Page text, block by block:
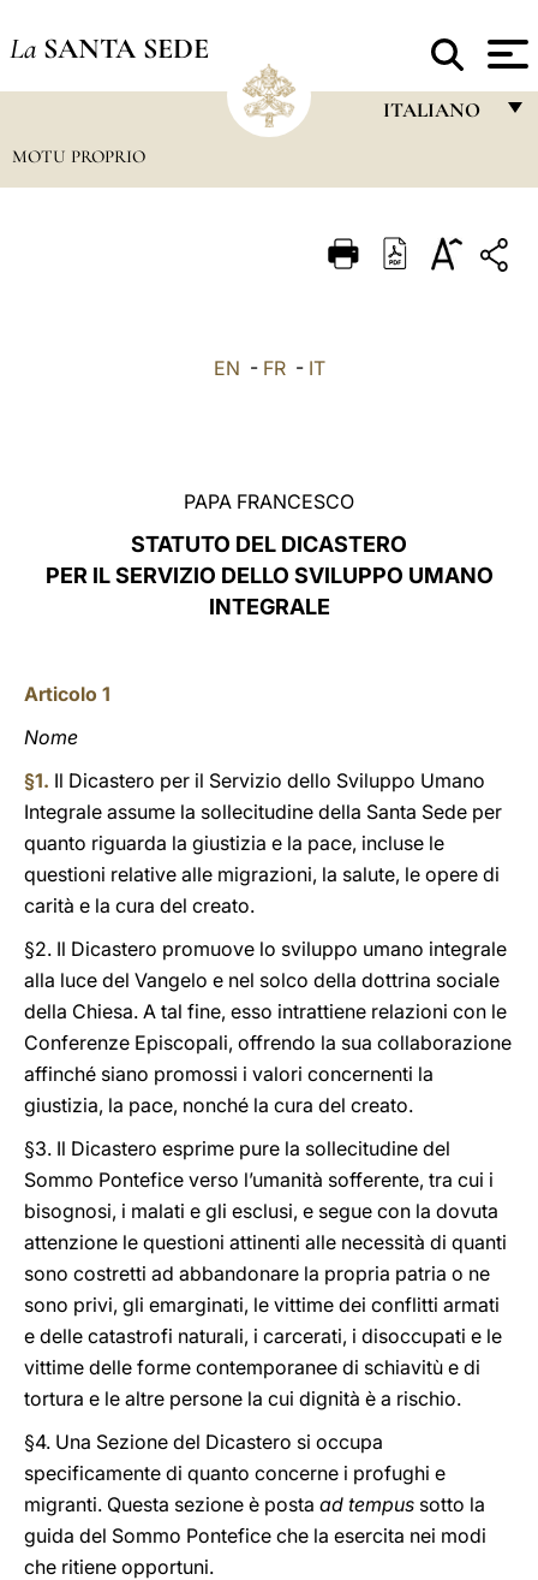
La SANTA SEDE
ITALIANO
ITALIANO
中文
LATINE
MOTU PROPRIO
EN - FR- IT
PAPA FRANCESCO
STATUTO DEL DICASTERO
PER IL SERVIZIO DELLO SVILUPPO UMANO
INTEGRALE
Articolo 1
Nome
§1. Il Dicastero per il Servizio dello Sviluppo Umano
Integrale assume la sollecitudine della Santa Sede per
quanto riguarda la giustizia e la pace, incluse le
questioni relative alle migrazioni, la salute, le opere di
carità e la cura del creato.
§2. Il Dicastero promuove lo sviluppo umano integrale
alla luce del Vangelo e nel solco della dottrina sociale
della Chiesa. A tal fine, esso intrattiene relazioni con le
Conferenze Episcopali, offrendo la sua collaborazione
affinché siano promossi i valori concernenti la
giustizia, la pace, nonché la cura del creato.
§3. Il Dicastero esprime pure la sollecitudine del
Sommo Pontefice verso l’umanità sofferente, tra cui i
bisognosi, i malati e gli esclusi, e segue con la dovuta
attenzione le questioni attinenti alle necessità di quanti
sono costretti ad abbandonare la propria patria o ne
sono privi, gli emarginati, le vittime dei conflitti armati
e delle catastrofi naturali, i carcerati, i disoccupati e le
vittime delle forme contemporanee di schiavitù e di
tortura e le altre persone la cui dignità è a rischio.
§4. Una Sezione del Dicastero si occupa
specificamente di quanto concerne i profughi e
migranti. Questa sezione è posta ad tempus sotto la
guida del Sommo Pontefice che la esercita nei modi
che ritiene opportuni.